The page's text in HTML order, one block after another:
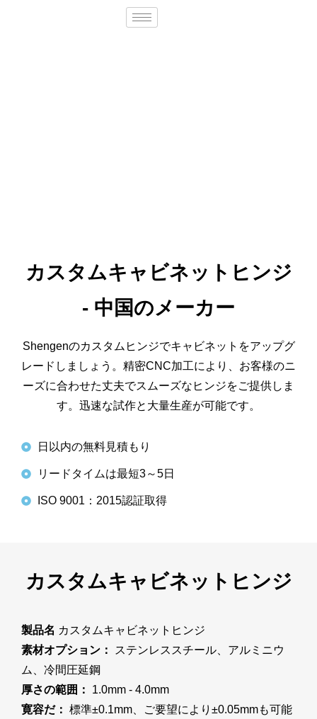
カスタムキャビネットヒンジ
- 中国のメーカー
Shengenのカスタムヒンジでキャビネットをアップグ
レードしましょう。精密CNC加工により、お客様のニ
ーズに合わせた丈夫でスムーズなヒンジをご提供しま
す。迅速な試作と大量生産が可能です。
日以内の無料見積もり
リードタイムは最短3～5日
ISO 9001：2015認証取得
カスタムキャビネットヒンジ
製品名 カスタムキャビネットヒンジ
素材オプション：
ステンレススチール、アルミニウ
ム、冷間圧延鋼
厚さの範囲： 1.0mm - 4.0mm
寛容だ： 標準±0.1mm、ご要望により±0.05mmも可能